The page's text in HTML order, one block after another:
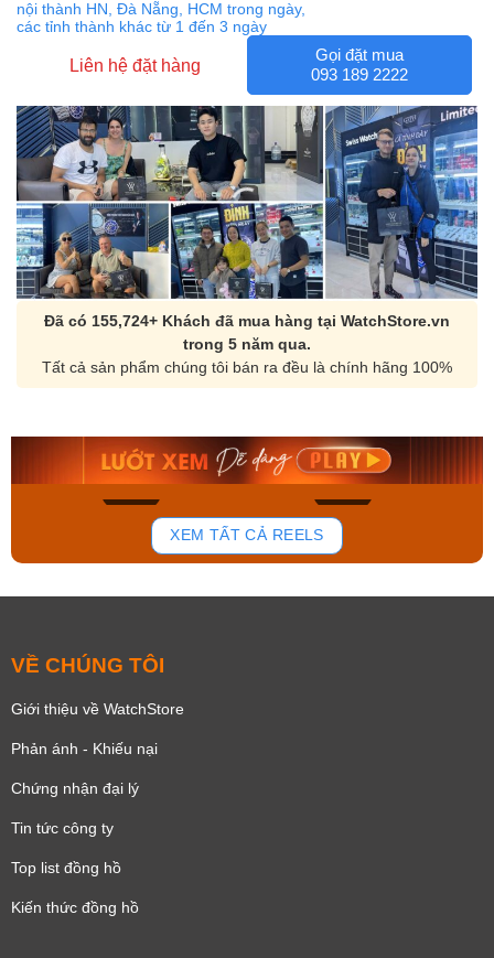
nội thành HN, Đà Nẵng, HCM trong ngày,
các tỉnh thành khác từ 1 đến 3 ngày
Liên hệ đặt hàng
Gọi đặt mua
093 189 2222
Đã có 155,724+ Khách đã mua hàng tại WatchStore.vn
trong 5 năm qua.
Tất cả sản phẩm chúng tôi bán ra đều là chính hãng 100%
179
Orient Nam RA-
Mua ngay
Casio Nam MTS-
Mua ngay
XEM TẤT CẢ REELS
VỀ CHÚNG TÔI
Giới thiệu về WatchStore
Phản ánh - Khiếu nại
Chứng nhận đại lý
Tin tức công ty
Top list đồng hồ
Kiến thức đồng hồ